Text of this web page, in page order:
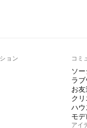
ョン コミ
ソ
ラ
お
ク
ハウ
モ
アイ